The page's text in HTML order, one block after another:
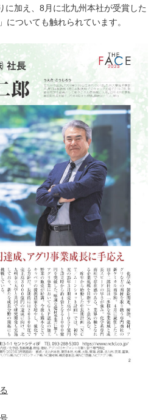
に加え、8月に北九州本社が受賞した
についても触れられています。